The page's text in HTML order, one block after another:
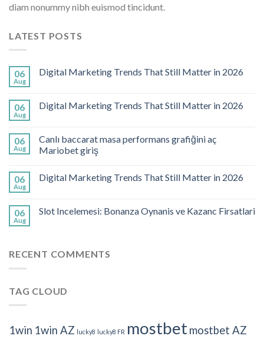
diam nonummy nibh euismod tincidunt.
LATEST POSTS
06
Aug
Digital Marketing Trends That Still Matter in 2026
06
Aug
Digital Marketing Trends That Still Matter in 2026
06
Aug
Canlı baccarat masa performans grafiğini aç
Mariobet giriş
06
Aug
Digital Marketing Trends That Still Matter in 2026
06
Aug
Slot Incelemesi: Bonanza Oynanis ve Kazanc Firsatlari
RECENT COMMENTS
TAG CLOUD
1win 1win AZ lucky8 lucky8 FR mostbetmostbet AZ